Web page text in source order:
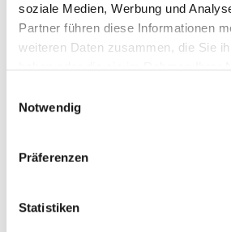
soziale Medien, Werbung und
Partner führen diese Informationen
weiteren Daten zusammen, die Sie
Notwendig
Präferenzen
Statistiken
Durch die wachsenden
rasanten Weiterentwicklung des
Baustoffes möchte das
eine wichtigere Bedeutung
mit Kunden die Branche gestalten.
Holz soll im öffentlichen als auch
innovativen Produkten und